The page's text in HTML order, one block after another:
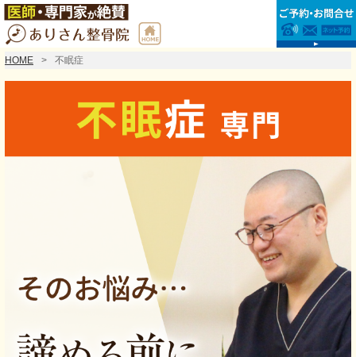
HOME 不眠症